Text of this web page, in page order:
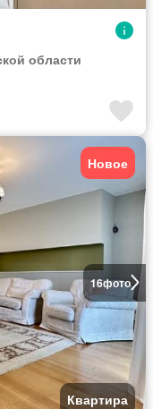
области
16фото
Новое
Квартира